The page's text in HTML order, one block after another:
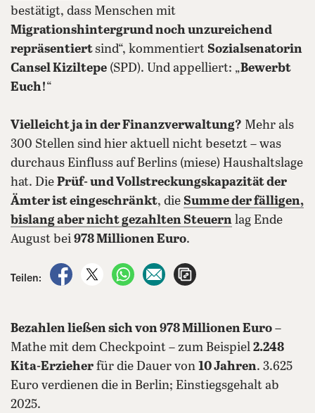
bestätigt, dass Menschen mit
Migrationshintergrund noch unzureichend
repräsentiertsind“, kommentiert Sozialsenatorin
Cansel Kiziltepe (SPD). Und appelliert: „Bewerbt
Euch!“
Vielleicht ja in der Finanzverwaltung? Mehr als
300 Stellen sind hier aktuell nicht besetzt – was
durchaus Einfluss auf Berlins (miese) Haushaltslage
hat. Die Prüf- und Vollstreckungskapazität der
Ämter ist eingeschränkt, die Summe der fälligen,
bislang aber nicht gezahlten Steuern lag Ende
August bei 978 Millionen Euro.
Teilen:
auf Facebook teilen
auf X teilenper WhatsApp teilen
per E-Mail teilen
Bezahlen ließen sich von 978 Millionen Euro –
Mathe mit dem Checkpoint – zum Beispiel 2.248
Kita-Erzieher für die Dauer von 10 Jahren. 3.625
Euro verdienen die in Berlin; Einstiegsgehalt ab
2025.